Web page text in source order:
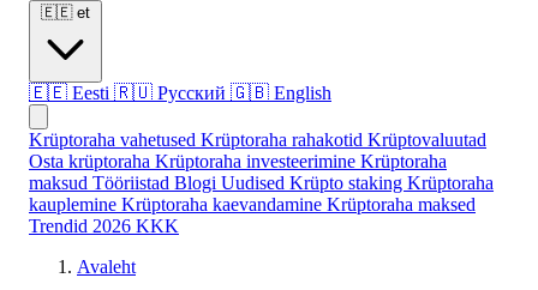
🇪🇪 et
🇪🇪 Eesti 🇷🇺 Русский 🇬🇧 English
Krüptoraha vahetused Krüptoraha rahakotid Krüptovaluutad
Osta krüptoraha Krüptoraha investeerimine Krüptoraha
maksud Tööriistad Blogi Uudised Krüpto staking Krüptoraha
kauplemine Krüptoraha kaevandamine Krüptoraha maksed
Trendid 2026 KKK
Avaleht